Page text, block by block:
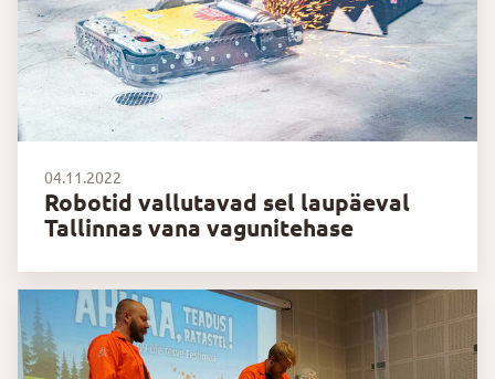
04.11.2022
Robotid vallutavad sel laupäeval
Tallinnas vana vagunitehase